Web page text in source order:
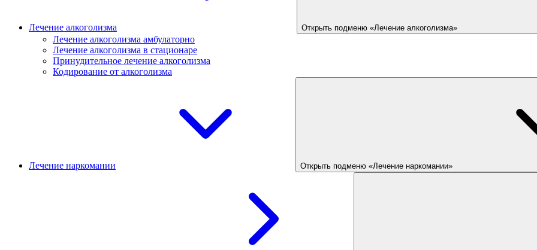
Лечение алкоголизма Открыть подменю «Лечение алкоголизма»
Лечение алкоголизма амбулаторно
Лечение алкоголизма в стационаре
Принудительное лечение алкоголизма
Кодирование от алкоголизма
Лечение наркомании Открыть подменю «Лечение наркомании»